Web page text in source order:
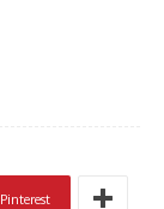
Pinterest